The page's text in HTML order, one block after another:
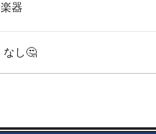
器
なし🤔